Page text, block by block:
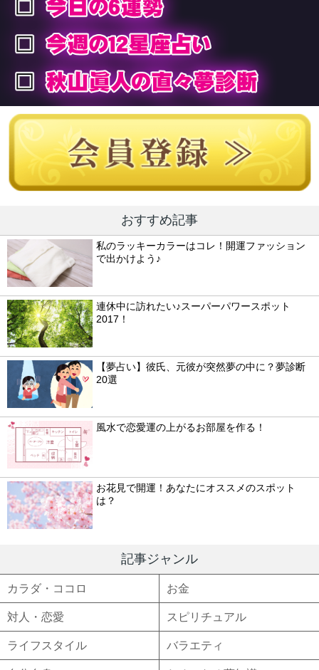
おすすめ記事
私のラッキーカラーはコレ！開運ファッション
で出かけよう♪
連休中に訪れたい♪スーパーパワースポット
2017！
【夢占い】彼氏、元彼が突然夢の中に？夢診断
20選
風水で恋愛運の上がるお部屋を作る！
お花見で開運！あなたにオススメのスポット
は？
記事ジャンル
カラダ・ココロ お金
対人・恋愛 スピリチュアル
ライフスタイル バラエティ